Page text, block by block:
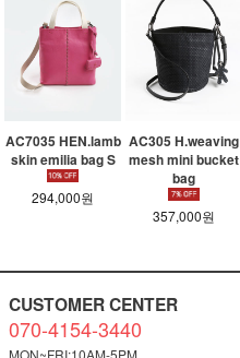
AC7035 HEN.lamb
skin emilia bag S
294,000원
AC305 H.weaving
mesh mini bucket
bag
357,000원
CUSTOMER CENTER
070-4154-3440
MON~FRI:10AM-5PM